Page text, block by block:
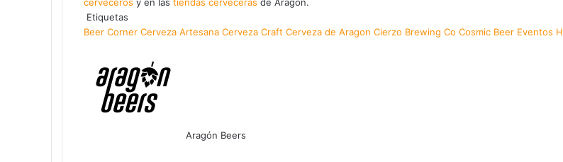
Etiquetas
Beer Corner Cerveza Artesana Cerveza Craft Cerveza de Aragon Cierzo Brewing Co Cosmic Beer Eventos
Aragón Beers